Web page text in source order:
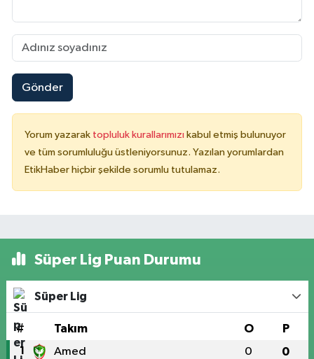
Gönder
Yorum yazarak topluluk kurallarımızı kabul etmiş bulunuyor
ve tüm sorumluluğu üstleniyorsunuz. Yazılan yorumlardan
EtikHaber hiçbir şekilde sorumlu tutulamaz.
Süper Lig Puan Durumu
Süper Lig
# Takım O P
1 Amed 0 0